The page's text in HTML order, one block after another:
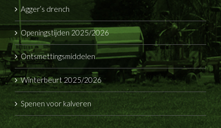
Agger’s drench
Openingstijden 2025/2026
Ontsmettingsmiddelen
Winterbeurt 2025/2026
Spenen voor kalveren